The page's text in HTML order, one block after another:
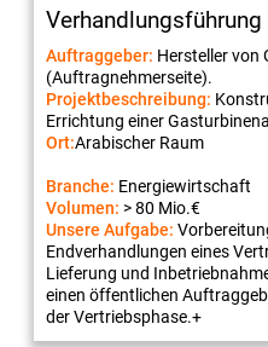
Auftraggeber: Hersteller von
(Auftragnehmerseite).
Projektbeschreibung:
Errichtung einer
Ort:Arabischer Raum
Branche: Energiewirtschaft
Volumen: > 80 Mio.€
Unsere Aufgabe:
Endverhandlungen eines
Lieferung und
einen öffentlichen
der Vertriebsphase.+